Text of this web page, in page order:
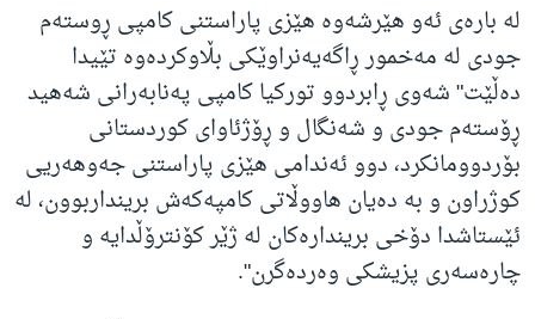
لە بارەی ئەو هێرشەوە هێزی پاراستنی کامپی ڕوستەم
جودی لە مەخمور ڕاگەیەنراوێکی بڵاوکردەوە تێیدا
دەڵێت" شەوی ڕابردوو تورکیا کامپی پەنابەرانی شەهید
ڕۆستەم جودی و شەنگال و ڕۆژئاوای کوردستانی
بۆردوومانکرد، دوو ئەندامی هێزی پاراستنی جەوهەریی
کوژراون و بە دەیان هاووڵاتی کامپەکەش برینداربوون، لە
ئێستاشدا دۆخی بریندارەکان لە ژێر کۆنترۆڵدایە و
چارەسەری پزیشکی وەردەگرن".